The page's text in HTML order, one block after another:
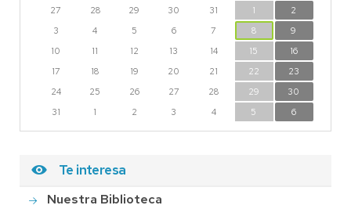
27
28 29 30 31 1
2
3
4 5 6 7 8
9
10
11 12 13 14 15
16
17
18 19 20 21 22
23
24
25 26 27 28 29
30
31
1 2 3 4 5 6
Te interesa
Nuestra Biblioteca